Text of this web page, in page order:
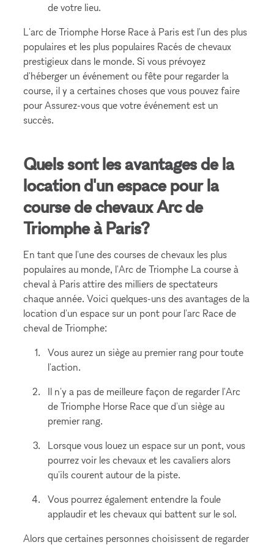
de votre lieu.
L'arc de Triomphe Horse Race à Paris est l'un des plus
populaires et les plus populaires Racés de chevaux
prestigieux dans le monde. Si vous prévoyez
d'héberger un événement ou fête pour regarder la
course, il y a certaines choses que vous pouvez faire
pour Assurez-vous que votre événement est un
succès.
Quels sont les avantages de la
location d'un espace pour la
course de chevaux Arc de
Triomphe à Paris?
En tant que l'une des courses de chevaux les plus
populaires au monde, l'Arc de Triomphe La course à
cheval à Paris attire des milliers de spectateurs
chaque année. Voici quelques-uns des avantages de la
location d'un espace sur un pont pour l'arc Race de
cheval de Triomphe:
Vous aurez un siège au premier rang pour toute
l'action.
Il n'y a pas de meilleure façon de regarder l'Arc
de Triomphe Horse Race que d'un siège au
premier rang.
Lorsque vous louez un espace sur un pont, vous
pourrez voir les chevaux et les cavaliers alors
qu'ils courent autour de la piste.
Vous pourrez également entendre la foule
applaudir et les chevaux qui battent sur le sol.
Alors que certaines personnes choisissent de regarder